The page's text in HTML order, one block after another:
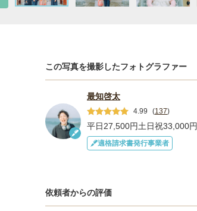
この写真を撮影したフォトグラファー
最知啓太
4.99 (137)
平日27,500円土日祝33,000円
適格請求書発行事業者
依頼者からの評価